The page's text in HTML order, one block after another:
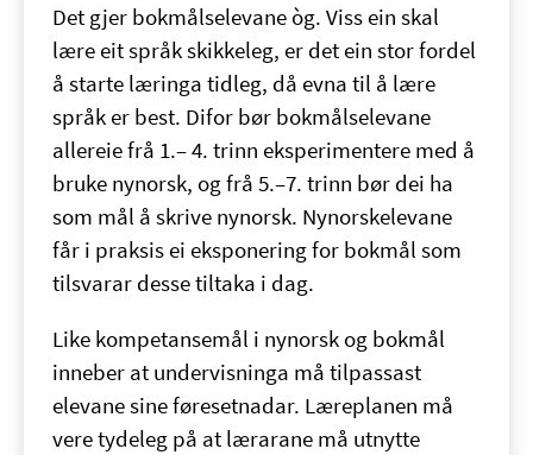
Det gjer bokmålselevane òg. Viss ein skal
lære eit språk skikkeleg, er det ein stor fordel
å starte læringa tidleg, då evna til å lære
språk er best. Difor bør bokmålselevane
allereie frå 1.– 4. trinn eksperimentere med å
bruke nynorsk, og frå 5.–7. trinn bør dei ha
som mål å skrive nynorsk. Nynorskelevane
får i praksis ei eksponering for bokmål som
tilsvarar desse tiltaka i dag.
Like kompetansemål i nynorsk og bokmål
inneber at undervisninga må tilpassast
elevane sine føresetnadar. Læreplanen må
vere tydeleg på at lærarane må utnytte